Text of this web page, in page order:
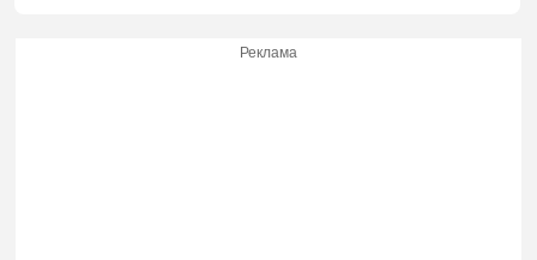
Реклама